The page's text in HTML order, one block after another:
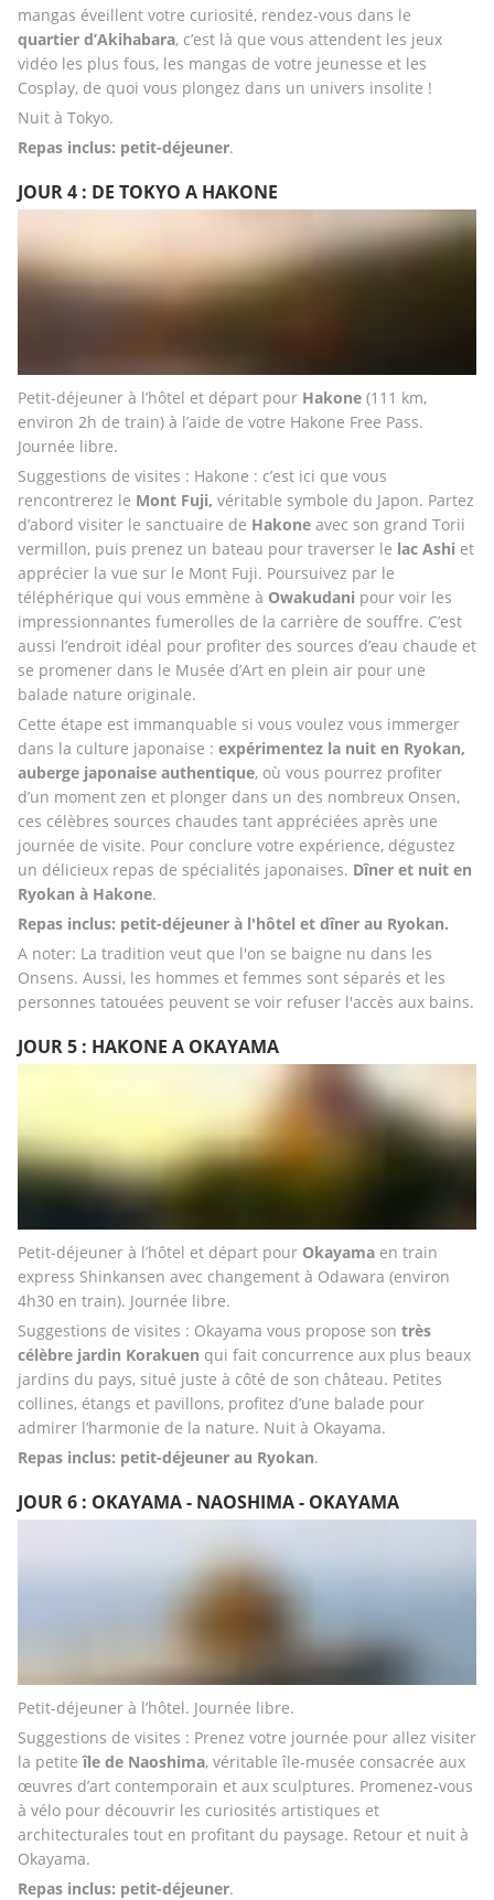
quartier d’Akihabara, c’est là que vous attendent les jeux
vidéo les plus fous, les mangas de votre jeunesse et les
Cosplay, de quoi vous plongez dans un univers insolite !
Nuit à Tokyo.
Repas inclus: petit-déjeuner.
JOUR 4 : DE TOKYO A HAKONE
Petit-déjeuner à l’hôtel et départ pour Hakone (111 km,
environ 2h de train) à l’aide de votre Hakone Free Pass.
Journée libre.
Suggestions de visites : Hakone : c’est ici que vous
rencontrerez le Mont Fuji, véritable symbole du Japon. Partez
d’abord visiter le sanctuaire de Hakone avec son grand Torii
vermillon, puis prenez un bateau pour traverser le lac Ashi et
apprécier la vue sur le Mont Fuji. Poursuivez par le
téléphérique qui vous emmène à Owakudani pour voir les
impressionnantes fumerolles de la carrière de souffre. C’est
aussi l’endroit idéal pour profiter des sources d’eau chaude et
se promener dans le Musée d’Art en plein air pour une
balade nature originale.
Cette étape est immanquable si vous voulez vous immerger
dans la culture japonaise : expérimentez la nuit en Ryokan,
auberge japonaise authentique, où vous pourrez profiter
d’un moment zen et plonger dans un des nombreux Onsen,
ces célèbres sources chaudes tant appréciées après une
journée de visite. Pour conclure votre expérience, dégustez
un délicieux repas de spécialités japonaises. Dîner et nuit en
Ryokan à Hakone.
Repas inclus: petit-déjeuner à l'hôtel et dîner au Ryokan.
A noter: La tradition veut que l'on se baigne nu dans les
Onsens. Aussi, les hommes et femmes sont séparés et les
personnes tatouées peuvent se voir refuser l'accès aux bains.
JOUR 5 : HAKONE A OKAYAMA
Petit-déjeuner à l’hôtel et départ pour Okayama en train
express Shinkansen avec changement à Odawara (environ
4h30 en train). Journée libre.
Suggestions de visites : Okayama vous propose son très
célèbre jardin Korakuen qui fait concurrence aux plus beaux
jardins du pays, situé juste à côté de son château. Petites
collines, étangs et pavillons, profitez d’une balade pour
admirer l’harmonie de la nature. Nuit à Okayama.
Repas inclus: petit-déjeuner au Ryokan.
JOUR 6 : OKAYAMA - NAOSHIMA - OKAYAMA
Petit-déjeuner à l’hôtel. Journée libre.
Suggestions de visites : Prenez votre journée pour allez visiter
la petite île de Naoshima, véritable île-musée consacrée aux
œuvres d’art contemporain et aux sculptures. Promenez-vous
à vélo pour découvrir les curiosités artistiques et
architecturales tout en profitant du paysage. Retour et nuit à
Okayama.
Repas inclus: petit-déjeuner.